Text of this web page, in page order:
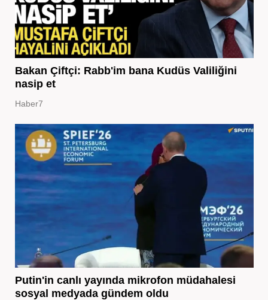
Bakan Çiftçi: Rabb'im bana Kudüs Valiliğini
nasip et
Haber7
Putin'in canlı yayında mikrofon müdahalesi
sosyal medyada gündem oldu